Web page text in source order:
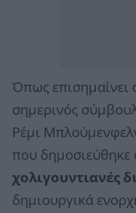
Όπως επισημαίνει
σημερινός
Ρέμι
που δημοσιεύθηκε
χολιγουντιανές
δημιουργικά